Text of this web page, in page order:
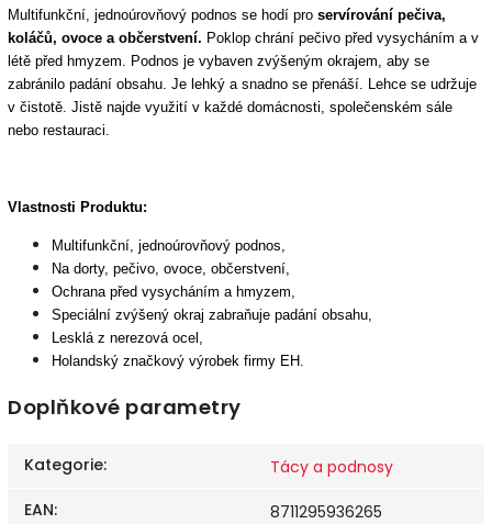
Multifunkční, jednoúrovňový podnos se hodí pro servírování pečiva,
koláčů, ovoce a občerstvení. Poklop chrání pečivo před vysycháním a v
létě před hmyzem. Podnos je vybaven zvýšeným okrajem, aby se
zabránilo padání obsahu. Je l ehký a snadno se přenáší. Lehce se udržuje
v čistotě. Jistě najde využití v každé domácnosti, společenském sále
nebo restauraci.
Vlastnosti Produktu:
Multifunkční, jednoúrovňový podnos,
Na dorty, pečivo, ovoce, občerstvení,
Ochrana před vysycháním a hmyzem,
Speciální zvýšený okraj zabraňuje padání obsahu,
Leskl áz nerezováocel,
Holandský značkový výrobek firmy EH.
Doplňkové parametry
Kategorie:
Tácy a podnosy
EAN:
8711295936265